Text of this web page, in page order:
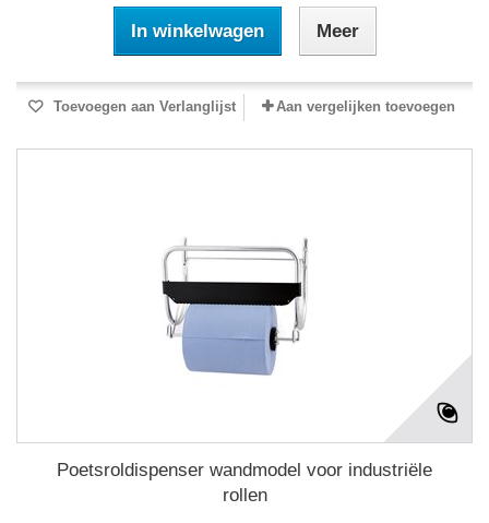
In winkelwagen Meer
Toevoegen aan Verlanglijst Aan vergelijken toevoegen
Poetsroldispenser wandmodel voor industriële
rollen